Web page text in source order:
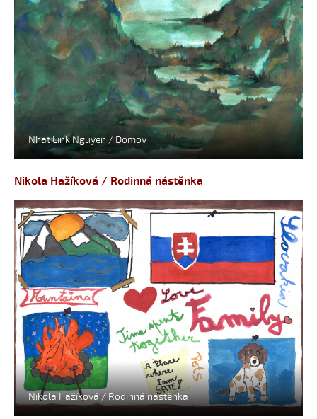
Nhat Link Nguyen / Domov
Nikola Hažíková / Rodinná nástěnka
Nikola Hažíková / Rodinná nástěnka